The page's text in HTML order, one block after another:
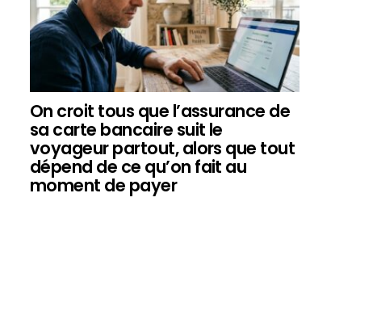
On croit tous que l’assurance de
sa carte bancaire suit le
voyageur partout, alors que tout
dépend de ce qu’on fait au
moment de payer